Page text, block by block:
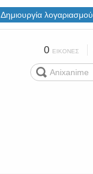
Δημιουργία λογαριασμού
0 ΕΙΚΌΝΕΣ